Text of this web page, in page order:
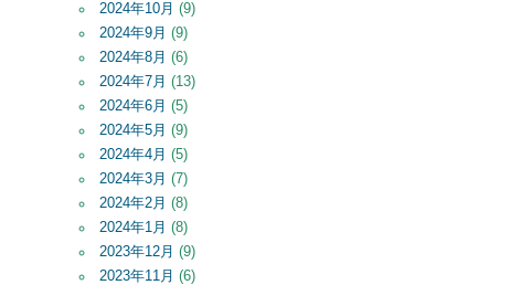
2024年10月 (9)
2024年9月 (9)
2024年8月 (6)
2024年7月 (13)
2024年6月 (5)
2024年5月 (9)
2024年4月 (5)
2024年3月 (7)
2024年2月 (8)
2024年1月 (8)
2023年12月 (9)
2023年11月 (6)